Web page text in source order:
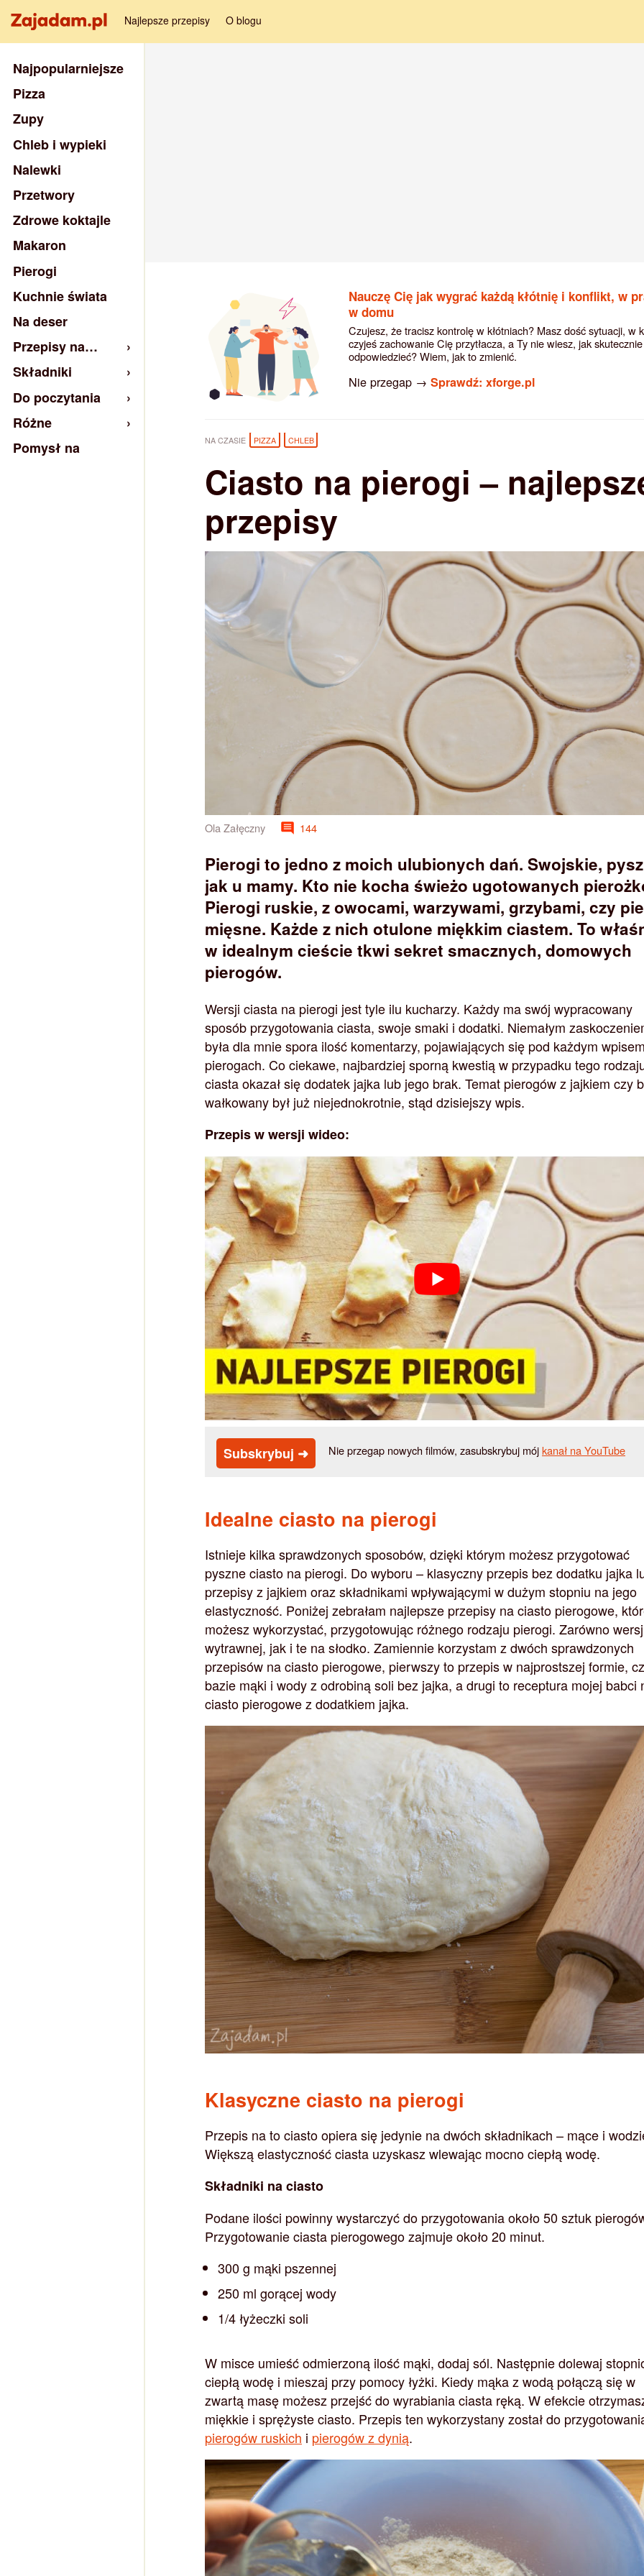
Najlepsze przepisy O blogu
Nauczę Cię jak wygrać każdą kłótnię i konflikt, w
w domu
Czujesz, że tracisz kontrolę w kłótniach? Masz dość sytuacji, w
czyjeś zachowanie Cię przytłacza, a Ty nie wiesz, jak skutecznie
odpowiedzieć? Wiem, jak to zmienić.
Nie przegap → Sprawdź: xforge.pl
NA CZASIE PIZZA CHLEB
Ciasto na pierogi –
przepisy
Ola Załęczny 144
Pierogi to jedno z moich ulubionych dań. Swojskie,
jak u mamy. Kto nie kocha świeżo ugotowanych
Pierogi ruskie, z owocami, warzywami, grzybami, czy
mięsne. Każde z nich otulone miękkim ciastem. To
w idealnym cieście tkwi sekret smacznych, domowych
pierogów.
Wersji ciasta na pierogi jest tyle ilu kucharzy. Każdy ma swój wypracowany
sposób przygotowania ciasta, swoje smaki i dodatki. Niemałym
była dla mnie spora ilość komentarzy, pojawiających się pod każdym
pierogach. Co ciekawe, najbardziej sporną kwestią w przypadku tego
ciasta okazał się dodatek jajka lub jego brak. Temat pierogów z jajkiem czy
wałkowany był już niejednokrotnie, stąd dzisiejszy wpis.
Przepis w wersji wideo:
Subskrybuj ➜ Nie przegap nowych filmów, zasubskrybuj mójkanał na YouTube
Idealne ciasto na pierogi
Istnieje kilka sprawdzonych sposobów, dzięki którym możesz przygotować
pyszne ciasto na pierogi. Do wyboru – klasyczny przepis bez dodatku jajka
przepisy z jajkiem oraz składnikami wpływającymi w dużym stopniu na jego
elastyczność. Poniżej zebrałam najlepsze przepisy na ciasto pierogowe,
możesz wykorzystać, przygotowując różnego rodzaju pierogi. Zarówno
wytrawnej, jak i te na słodko. Zamiennie korzystam z dwóch sprawdzonych
przepisów na ciasto pierogowe, pierwszy to przepis w najprostszej formie,
bazie mąki i wody z odrobiną soli bez jajka, a drugi to receptura mojej babci
ciasto pierogowe z dodatkiem jajka.
Klasyczne ciasto na pierogi
Przepis na to ciasto opiera się jedynie na dwóch składnikach – mące i
Większą elastyczność ciasta uzyskasz wlewając mocno ciepłą wodę.
Składniki na ciasto
Podane ilości powinny wystarczyć do przygotowania około 50 sztuk
Przygotowanie ciasta pierogowego zajmuje około 20 minut.
300 g mąki pszennej
250 ml gorącej wody
1/4 łyżeczki soli
W misce umieść odmierzoną ilość mąki, dodaj sól. Następnie dolewaj
ciepłą wodę i mieszaj przy pomocy łyżki. Kiedy mąka z wodą połączą się w
zwartą masę możesz przejść do wyrabiania ciasta ręką. W efekcie
miękkie i sprężyste ciasto. Przepis ten wykorzystany został do
pierogów ruskich i pierogów z dynią.
Najpopularniejsze
Pizza
Zupy
Chleb i wypieki
Nalewki
Przetwory
Zdrowe koktajle
Makaron
Pierogi
Kuchnie świata
Na deser
Przepisy na…
Składniki
Do poczytania
Różne
Pomysł na